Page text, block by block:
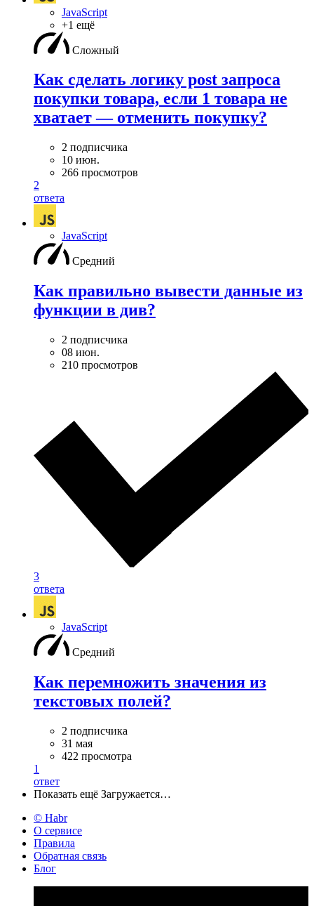
JavaScript
+1 ещё
Сложный
Как сделать логику post запроса
покупки товара, если 1 товара не
хватает — отменить покупку?
2 подписчика
10 июн.
266 просмотров
2
ответа
JavaScript
Средний
Как правильно вывести данные из
функции в див?
2 подписчика
08 июн.
210 просмотров
3
ответа
JavaScript
Средний
Как перемножить значения из
текстовых полей?
2 подписчика
31 мая
422 просмотра
1
ответ
Показать ещё Загружается…
© Habr
О сервисе
Правила
Обратная связь
Блог